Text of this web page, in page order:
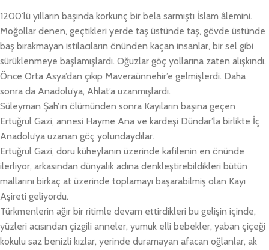
1200’lü yılların başında korkunç bir bela sarmıştı İslam âlemini.
Moğollar denen, geçtikleri yerde taş üstünde taş, gövde üstünde
baş bırakmayan istilacıların önünden kaçan insanlar, bir sel gibi
sürüklenmeye başlamışlardı. Oğuzlar göç yollarına zaten alışkındı.
Önce Orta Asya’dan çıkıp Maveraünnehir’e gelmişlerdi. Daha
sonra da Anadolu’ya, Ahlat’a uzanmışlardı.
Süleyman Şah’ın ölümünden sonra Kayıların başına geçen
Ertuğrul Gazi, annesi Hayme Ana ve kardeşi Dündar’la birlikte İç
Anadolu’ya uzanan göç yolundaydılar.
Ertuğrul Gazi, doru küheylanın üzerinde kafilenin en önünde
ilerliyor, arkasından dünyalık adına denkleştirebildikleri bütün
mallarını birkaç at üzerinde toplamayı başarabilmiş olan Kayı
Aşireti geliyordu.
Türkmenlerin ağır bir ritimle devam ettirdikleri bu gelişin içinde,
yüzleri acısından çizgili anneler, yumuk elli bebekler, yaban çiçeği
kokulu saz benizli kızlar, yerinde duramayan afacan oğlanlar, ak